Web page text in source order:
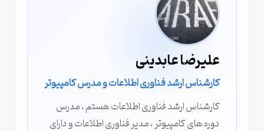
علیرضا عابدینی
کارشناس ارشد فناوری اطلاعات و مدرس کامپیوتر
کارشناس ارشد فناوری اطلاعات هستم ، مدرس
دوره های کامپیوتر ، مدیر فناوری اطلاعات و دارای